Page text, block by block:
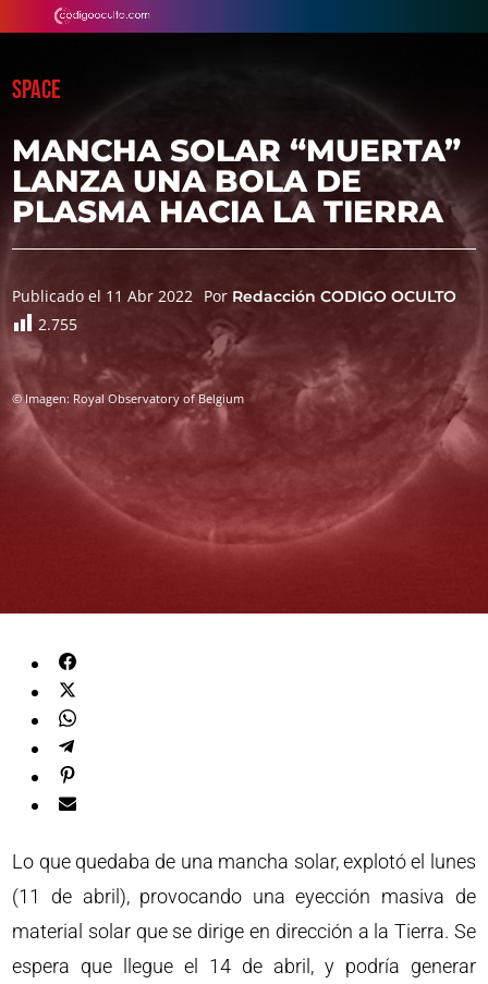
SPACE
MANCHA SOLAR “MUERTA”
LANZA UNA BOLA DE
PLASMA HACIA LA TIERRA
Publicado el 11 Abr 2022 Por Redacción CODIGO OCULTO
2.755
© Imagen: Royal Observatory of Belgium
Lo que quedaba de una mancha solar, explotó el lunes
(11 de abril), provocando una eyección masiva de
material solar que se dirige en dirección a la Tierra. Se
espera que llegue el 14 de abril, y podría generar